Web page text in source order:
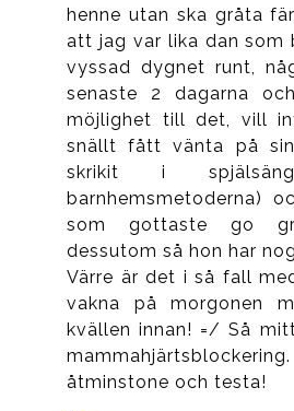
henne utan ska gråta
att jag var lika dan som
vyssad dygnet runt,
senaste 2 dagarna
möjlighet till det, vill
snällt fått vänta på
skrikit i
barnhemsmetoderna)
som gottaste go
dessutom så hon har
Värre är det i så fall
vakna på morgonen
kvällen innan! =/ Så
åtminstone och testa!